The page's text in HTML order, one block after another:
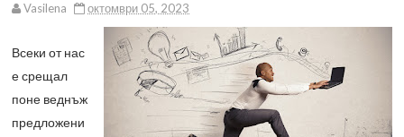
Vasilena октомври 05, 2023
Всеки от нас
е срещал
поне веднъж
предложени